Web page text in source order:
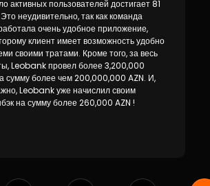
активных пользователей достигает 81
неудивительно, так как команда
очень удобное приложение,
клиент имеет возможность удобно
своими тратами. Кроме того, за весь
Leobank провел более 3,200,000
сумму более чем 200,000,000 AZN. И,
Leobank уже начислил своим
на сумму более 260,000 AZN !